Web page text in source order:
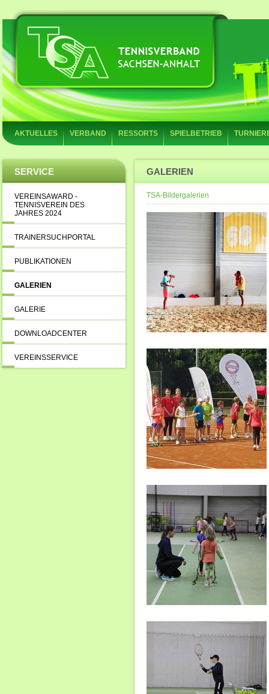
AKTUELLES VERBAND RESSORTS SPIELBETRIEB
SERVICE
VEREINSAWARD -
TENNISVEREIN DES
JAHRES 2024
TRAINERSUCHPORTAL
PUBLIKATIONEN
GALERIEN
GALERIE
DOWNLOADCENTER
VEREINSSERVICE
GALERIEN
TSA-Bildergalerien